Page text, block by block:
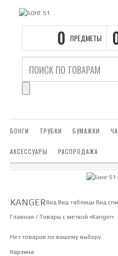
0 ПРЕДМЕТЫ
БОНГИ ТРУБКИ БУМАЖКИ
АКСЕССУАРЫ РАСПРОДАЖА
KANGER Вид Вид таблицы Вид
Главная / Товары с меткой «Kanger»
Нет товаров по вашему выбору.
Корзина